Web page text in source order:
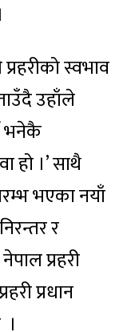
प्रहरीको स्वभाव
उहाँले
भनेकै
हो ।’ साथै
भएका नयाँ
र
प्रहरी
प्रधान